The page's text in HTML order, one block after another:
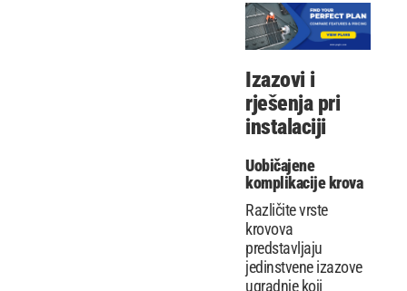
Izazovi i
rješenja pri
instalaciji
Uobičajene
komplikacije krova
Različite vrste
krovova
predstavljaju
jedinstvene izazove
ugradnje koji